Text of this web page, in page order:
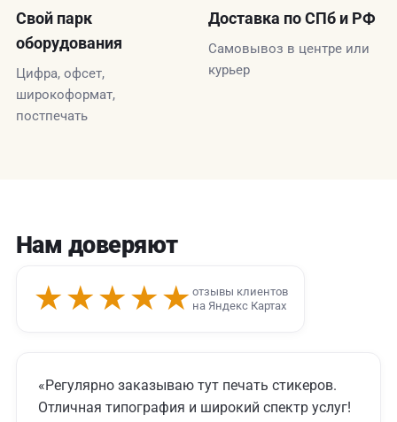
Свой парк
оборудования
Цифра, офсет,
широкоформат,
постпечать
Доставка по СПб и РФ
Самовывоз в центре или
курьер
Нам доверяют
★★★★★ отзывы клиентов
на Яндекс Картах
«Регулярно заказываю тут печать стикеров.
Отличная типография и широкий спектр услуг!